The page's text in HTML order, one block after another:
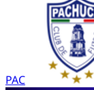
PAC